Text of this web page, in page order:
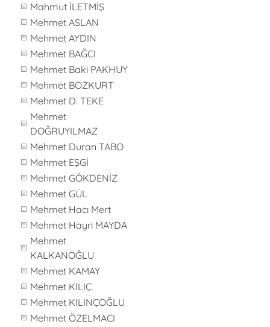
Mahmut İLETMİŞ
Mehmet ASLAN
Mehmet AYDIN
Mehmet BAĞCI
Mehmet Baki PAKHUY
Mehmet BOZKURT
Mehmet D. TEKE
Mehmet
DOĞRUYILMAZ
Mehmet Duran TABO
Mehmet EŞGİ
Mehmet GÖKDENİZ
Mehmet GÜL
Mehmet Hacı Mert
Mehmet Hayri MAYDA
Mehmet
KALKANOĞLU
Mehmet KAMAY
Mehmet KILIÇ
Mehmet KILINÇOĞLU
Mehmet ÖZELMACI